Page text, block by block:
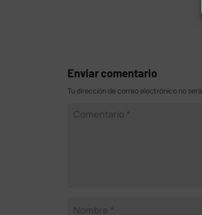
Enviar comentario
Tu dirección de correo electrónico no